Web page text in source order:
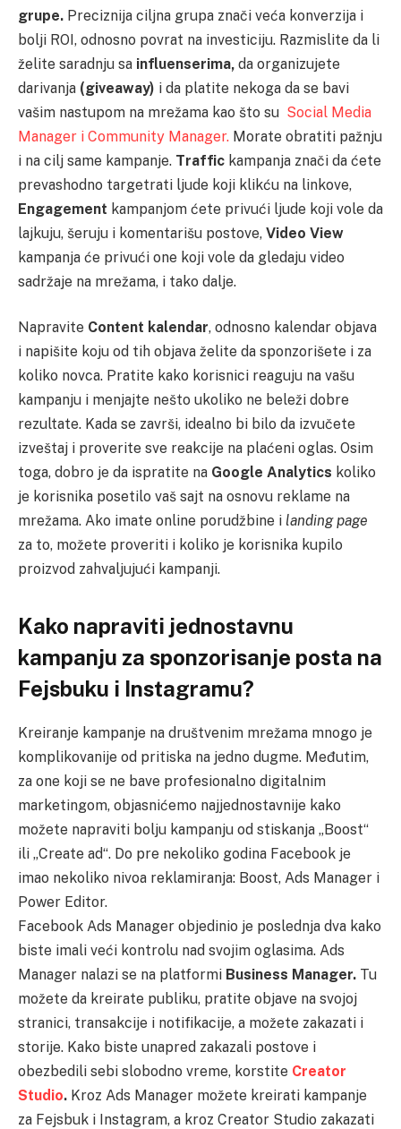
grupe. Preciznija ciljna grupa znači veća konverzija i
bolji ROI, odnosno povrat na investiciju. Razmislite da li
želite saradnju sa influenserima, da organizujete
darivanja (giveaway) i da platite nekoga da se bavi
vašim nastupom na mrežama kao što su Social Media
Manager i Community Manager. Morate obratiti pažnju
i na cilj same kampanje. Traffic kampanja znači da ćete
prevashodno targetrati ljude koji klikću na linkove,
Engagement kampanjom ćete privući ljude koji vole da
lajkuju, šeruju i komentarišu postove, Video View
kampanja će privući one koji vole da gledaju video
sadržaje na mrežama, i tako dalje.
Napravite Content kalendar, odnosno kalendar objava
i napišite koju od tih objava želite da sponzorišete i za
koliko novca. Pratite kako korisnici reaguju na vašu
kampanju i menjajte nešto ukoliko ne beleži dobre
rezultate. Kada se završi, idealno bi bilo da izvučete
izveštaj i proverite sve reakcije na plaćeni oglas. Osim
toga, dobro je da ispratite na Google Analytics koliko
je korisnika posetilo vaš sajt na osnovu reklame na
mrežama. Ako imate online porudžbine i landing page
za to, možete proveriti i koliko je korisnika kupilo
proizvod zahvaljujući kampanji.
Kako napraviti jednostavnu
kampanju za sponzorisanje posta na
Fejsbuku i Instagramu?
Kreiranje kampanje na društvenim mrežama mnogo je
komplikovanije od pritiska na jedno dugme. Međutim,
za one koji se ne bave profesionalno digitalnim
marketingom, objasnićemo najjednostavnije kako
možete napraviti bolju kampanju od stiskanja „Boost“
ili „Create ad“. Do pre nekoliko godina Facebook je
imao nekoliko nivoa reklamiranja: Boost, Ads Manager i
Power Editor.
Facebook Ads Manager objedinio je poslednja dva kako
biste imali veći kontrolu nad svojim oglasima. Ads
Manager nalazi se na platformi Business Manager. Tu
možete da kreirate publiku, pratite objave na svojoj
stranici, transakcije i notifikacije, a možete zakazati i
storije. Kako biste unapred zakazali postove i
obezbedili sebi slobodno vreme, korstite Creator
Studio. Kroz Ads Manager možete kreirati kampanje
za Fejsbuk i Instagram, a kroz Creator Studio zakazati